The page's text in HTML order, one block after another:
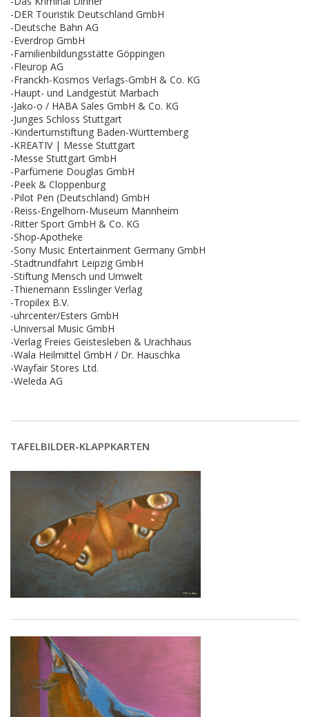
-DER Touristik Deutschland GmbH
-Deutsche Bahn AG
-Everdrop GmbH
-Familienbildungsstätte Göppingen
-Fleurop AG
-Franckh-Kosmos Verlags-GmbH & Co. KG
-Haupt- und Landgestüt Marbach
-Jako-o / HABA Sales GmbH & Co. KG
-Junges Schloss Stuttgart
-Kinderturnstiftung Baden-Württemberg
-KREATIV | Messe Stuttgart
-Messe Stuttgart GmbH
-Parfümerie Douglas GmbH
-Peek & Cloppenburg
-Pilot Pen (Deutschland) GmbH
-Reiss-Engelhorn-Museum Mannheim
-Ritter Sport GmbH & Co. KG
-Shop-Apotheke
-Sony Music Entertainment Germany GmbH
-Stadtrundfahrt Leipzig GmbH
-Stiftung Mensch und Umwelt
-Thienemann Esslinger Verlag
-Tropilex B.V.
-uhrcenter/Esters GmbH
-Universal Music GmbH
-Verlag Freies Geistesleben & Urachhaus
-Wala Heilmittel GmbH / Dr. Hauschka
-Wayfair Stores Ltd.
-Weleda AG
TAFELBILDER-KLAPPKARTEN